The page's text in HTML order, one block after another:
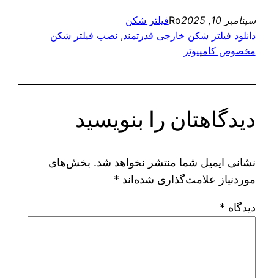
سپتامبر 10, 2025 Roفیلتر شکن
دانلود فیلتر شکن خارجی قدرتمند, نصب فیلتر شکن
مخصوص کامپیوتر
دیدگاهتان را بنویسید
نشانی ایمیل شما منتشر نخواهد شد. بخش‌های
موردنیاز علامت‌گذاری شده‌اند *
دیدگاه *